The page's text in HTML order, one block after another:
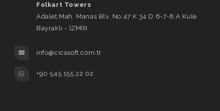
Folkart Towers
Adalet Mah. Manas Blv. No:47 K:34 D:6-7-8 A Kule
Bayraklı - İZMİR
info@cicasoft.com.tr
+90 545 155 22 02